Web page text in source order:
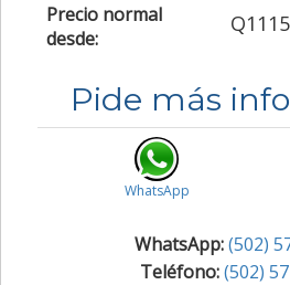
Precio normal
desde:
Pide más
WhatsApp
WhatsApp:(502)
Teléfono: (502)